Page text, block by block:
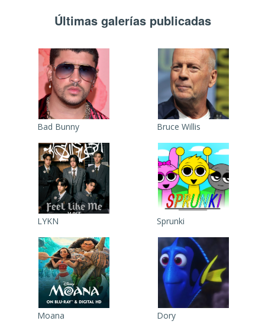
Últimas galerías publicadas
Bad Bunny Bruce Willis
LYKN Sprunki
Moana Dory